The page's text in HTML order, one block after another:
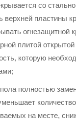
со
верхней пластины
огнезащитной
плитой
которую
полностью
на месте,